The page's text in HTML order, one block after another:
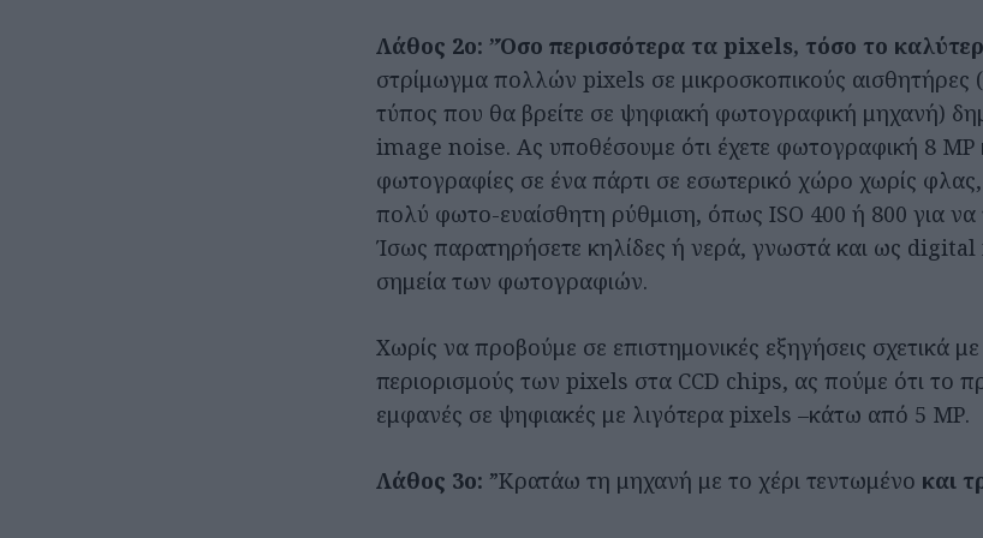
Λάθος 2ο: ”Όσο περισσότερα τα pixels, τόσο το
στρίμωγμα πολλών pixels σε μικροσκοπικούς αισθητήρες
τύπος που θα βρείτε σε ψηφιακή φωτογραφική μηχανή)
image noise. Ας υποθέσουμε ότι έχετε φωτογραφική 8 ΜΡ
φωτογραφίες σε ένα πάρτι σε εσωτερικό χώρο χωρίς
πολύ φωτο-ευαίσθητη ρύθμιση, όπως ISO 400 ή 800 για να
Ίσως παρατηρήσετε κηλίδες ή νερά, γνωστά και ως
σημεία των φωτογραφιών.
Χωρίς να προβούμε σε επιστημονικές εξηγήσεις σχετικά
περιορισμούς των pixels στα CCD chips, ας πούμε ότι το
εμφανές σε ψηφιακές με λιγότερα pixels –κάτω από 5 ΜΡ.
Λάθος 3ο: ”Κρατάω τη μηχανή με το χέρι τεντωμένο και